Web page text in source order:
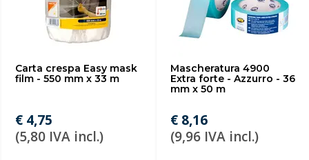
Carta crespa Easy mask
film - 550 mm x 33 m
€ 4,75
(5,80 IVA incl.)
Mascheratura 4900
Extra forte - Azzurro - 36
mm x 50 m
€ 8,16
(9,96 IVA incl.)